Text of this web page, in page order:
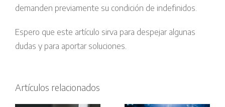
demanden previamente su condición de indefinidos.
Espero que este artículo sirva para despejar algunas
dudas y para aportar soluciones.
Artículos relacionados
Profesores